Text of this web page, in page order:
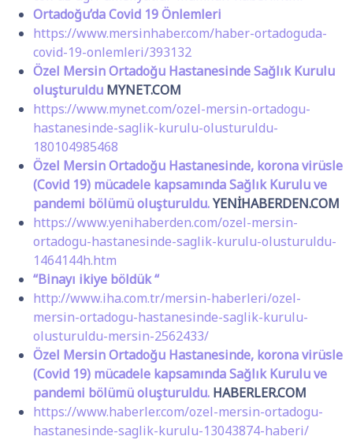
Ortadoğu’da Covid 19 Önlemleri
https://www.mersinhaber.com/haber-ortadoguda-
covid-19-onlemleri/393132
Özel Mersin Ortadoğu Hastanesinde Sağlık Kurulu
oluşturuldu MYNET.COM
https://www.mynet.com/ozel-mersin-ortadogu-
hastanesinde-saglik-kurulu-olusturuldu-
180104985468
Özel Mersin Ortadoğu Hastanesinde, korona virüsle
(Covid 19) mücadele kapsamında Sağlık Kurulu ve
pandemi bölümü oluşturuldu.YENİHABERDEN.COM
https://www.yenihaberden.com/ozel-mersin-
ortadogu-hastanesinde-saglik-kurulu-olusturuldu-
1464144h.htm
“Binayı ikiye böldük “
http://www.iha.com.tr/mersin-haberleri/ozel-
mersin-ortadogu-hastanesinde-saglik-kurulu-
olusturuldu-mersin-2562433/
Özel Mersin Ortadoğu Hastanesinde, korona virüsle
(Covid 19) mücadele kapsamında Sağlık Kurulu ve
pandemi bölümü oluşturuldu. HABERLER.COM
https://www.haberler.com/ozel-mersin-ortadogu-
hastanesinde-saglik-kurulu-13043874-haberi/